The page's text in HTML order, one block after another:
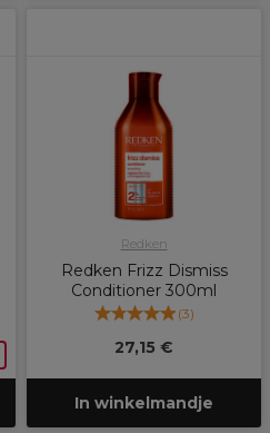
Redken
Redken Frizz Dismiss
Conditioner 300ml
(3)
27,15 €
In winkelmandje